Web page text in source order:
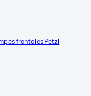
frontales Petzl